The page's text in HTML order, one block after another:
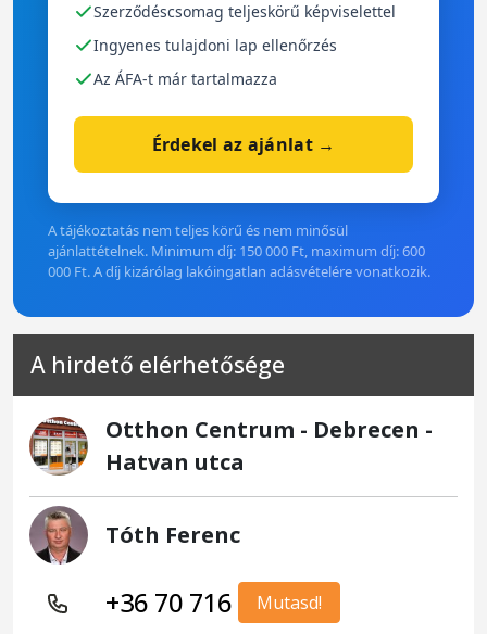
Szerződéscsomag teljeskörű képviselettel
Ingyenes tulajdoni lap ellenőrzés
Az ÁFA-t már tartalmazza
Érdekel az ajánlat →
A tájékoztatás nem teljes körű és nem minősül
ajánlattételnek. Minimum díj: 150 000 Ft, maximum díj: 600
000 Ft. A díj kizárólag lakóingatlan adásvételére vonatkozik.
A hirdető elérhetősége
Otthon Centrum - Debrecen -
Hatvan utca
Tóth Ferenc
+36 70 716 Mutasd!